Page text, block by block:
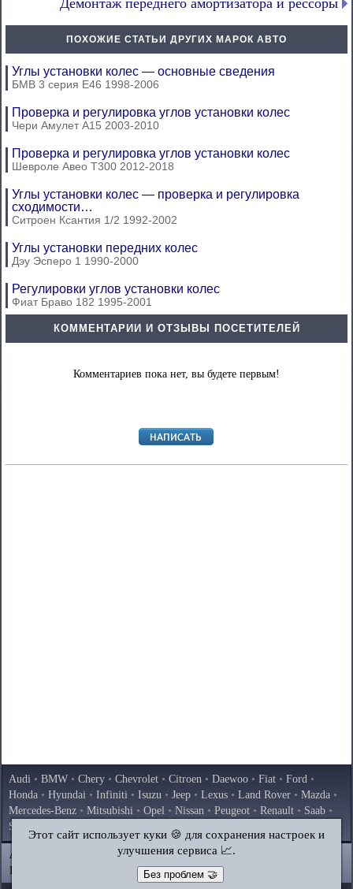
Демонтаж переднего амортизатора и рессоры
ПОХОЖИЕ СТАТЬИ ДРУГИХ МАРОК АВТО
Углы установки колес — основные сведения
БМВ 3 серия Е46 1998-2006
Проверка и регулировка углов установки колес
Чери Амулет А15 2003-2010
Проверка и регулировка углов установки колес
Шевроле Авео Т300 2012-2018
Углы установки колес — проверка и регулировка
сходимости…
Ситроен Ксантия 1/2 1992-2002
Углы установки передних колес
Дэу Эсперо 1 1990-2000
Регулировки углов установки колес
Фиат Браво 182 1995-2001
КОММЕНТАРИИ И ОТЗЫВЫ ПОСЕТИТЕЛЕЙ
Комментариев пока нет, вы будете первым!
Audi • BMW • Chery • Chevrolet • Citroen • Daewoo • Fiat • Ford •
Honda • Hyundai • Infiniti • Isuzu • Jeep • Lexus • Land Rover • Mazda •
Mercedes-Benz • Mitsubishi • Opel • Nissan • Peugeot • Renault • Saab •
Skoda
Volkswagen
AutoInstruction.ru © 2020–2026|Полная версия
Карта сайта
Контакты|Поиск по сайту
Этот сайт использует куки 🍪 для сохранения настроек и
улучшения сервиса 📈.
Без проблем 🤝